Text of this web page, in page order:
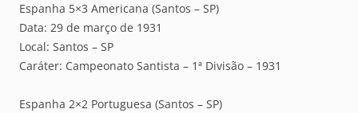
Espanha 5×3 Americana (Santos – SP)
Data: 29 de março de 1931
Local: Santos – SP
Caráter: Campeonato Santista – 1ª Divisão – 1931
Espanha 2×2 Portuguesa (Santos – SP)